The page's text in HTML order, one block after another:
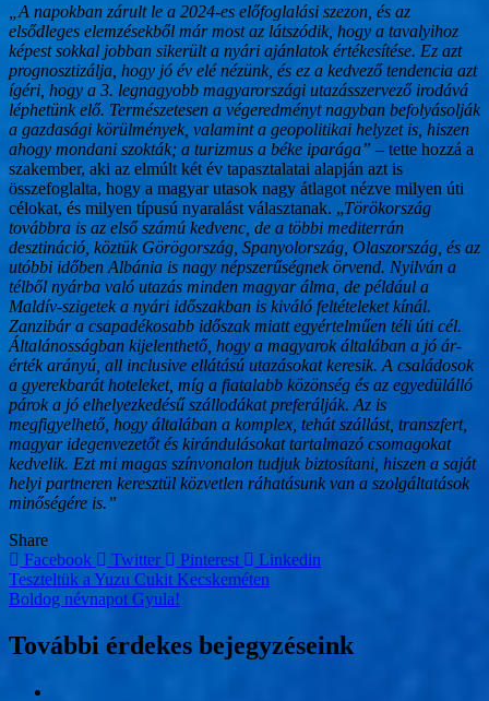
„A napokban zárult le a 2024-es előfoglalási szezon, és az
elsődleges elemzésekből már most az látszódik, hogy a tavalyihoz
képest sokkal jobban sikerült a nyári ajánlatok értékesítése. Ez azt
prognosztizálja, hogy jó év elé nézünk, és ez a kedvező tendencia azt
ígéri, hogy a 3. legnagyobb magyarországi utazásszervező irodává
léphetünk elő. Természetesen a végeredményt nagyban befolyásolják
a gazdasági körülmények, valamint a geopolitikai helyzet is, hiszen
ahogy mondani szokták; a turizmus a béke iparága” – tette hozzá a
szakember, aki az elmúlt két év tapasztalatai alapján azt is
összefoglalta, hogy a magyar utasok nagy átlagot nézve milyen úti
célokat, és milyen típusú nyaralást választanak. „Törökország
továbbra is az első számú kedvenc, de a többi mediterrán
desztináció, köztük Görögország, Spanyolország, Olaszország, és az
utóbbi időben Albánia is nagy népszerűségnek örvend. Nyilván a
télből nyárba való utazás minden magyar álma, de például a
Maldív-szigetek a nyári időszakban is kiváló feltételeket kínál.
Zanzibár a csapadékosabb időszak miatt egyértelműen téli úti cél.
Általánosságban kijelenthető, hogy a magyarok általában a jó ár-
érték arányú, all inclusive ellátású utazásokat keresik. A családosok
a gyerekbarát hoteleket, míg a fiatalabb közönség és az egyedülálló
párok a jó elhelyezkedésű szállodákat preferálják. Az is
megfigyelhető, hogy általában a komplex, tehát szállást, transzfert,
magyar idegenvezetőt és kirándulásokat tartalmazó csomagokat
kedvelik. Ezt mi magas színvonalon tudjuk biztosítani, hiszen a saját
helyi partneren keresztül közvetlen ráhatásunk van a szolgáltatások
minőségére is.”
Share
Facebook
Twitter Pinterest Linkedin
Bejegyzés
navigáció
Teszteltük a Yuzu Cukit Kecskeméten
Boldog névnapot Gyula!
További érdekes bejegyzéseink